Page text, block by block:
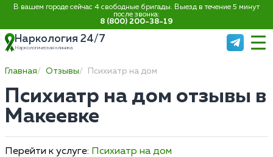
В вашем городе сейчас 4 свободные бригады. Выезд в течение 5 минут
после звонка:
8 (800) 200-38-19
Наркология 24/7
Наркологическая клиника
Главная Отзывы Психиатр на дом
Психиатр на дом отзывы в
Макеевке
Перейти к услуге: Психиатр на дом